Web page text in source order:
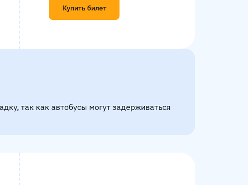
Купить билет
так как автобусы могут задерживаться